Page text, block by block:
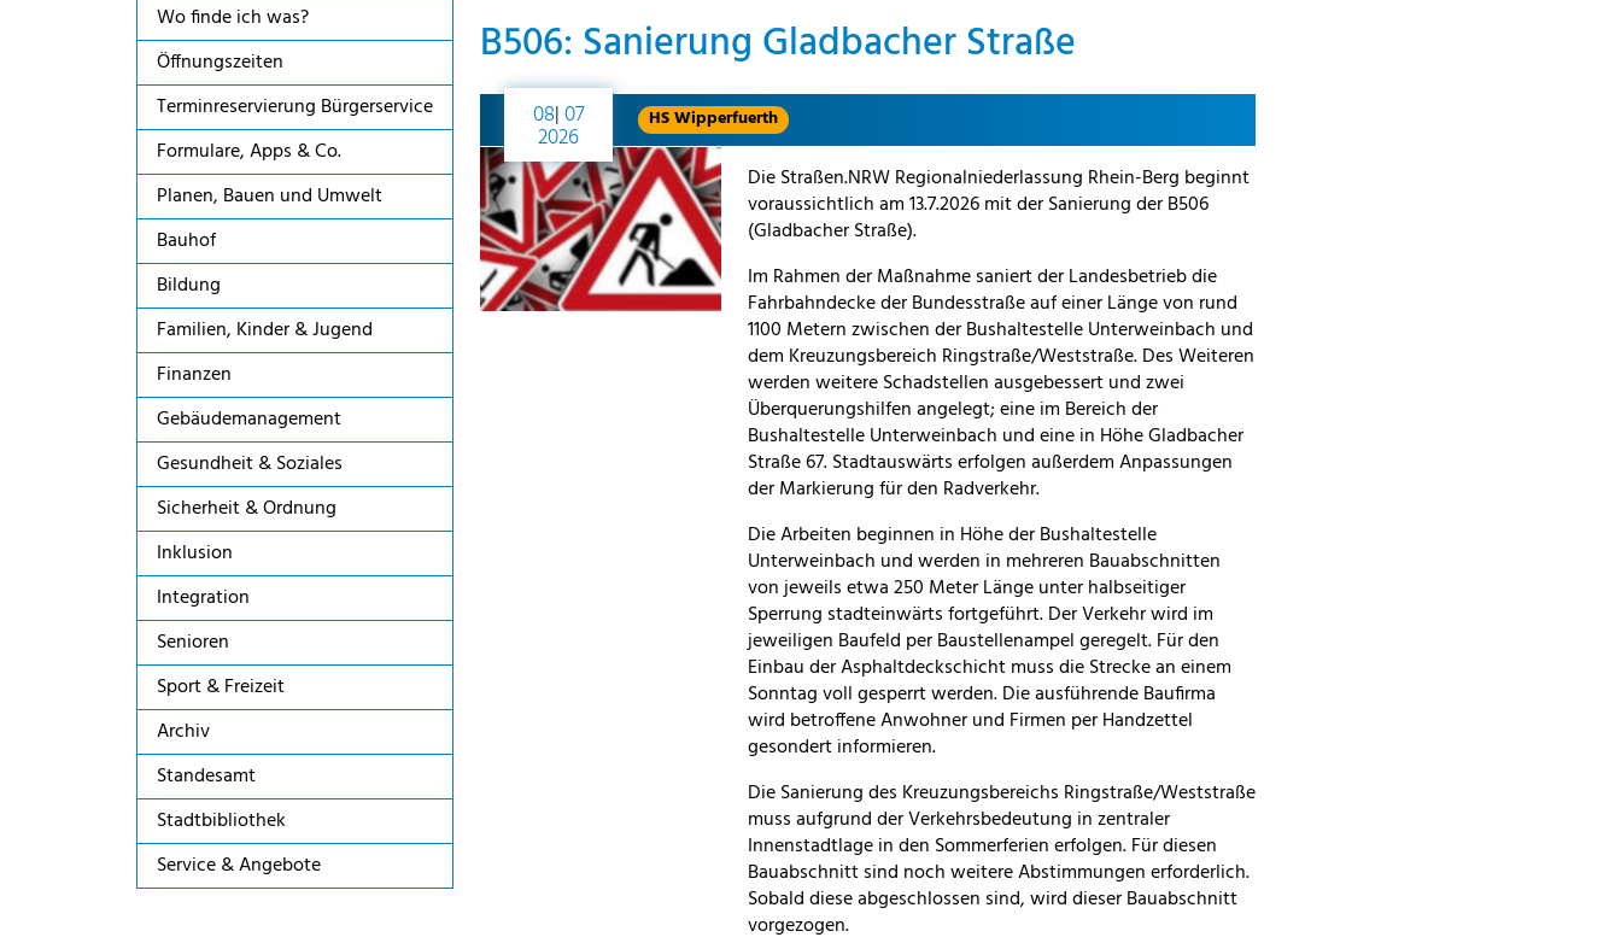
Wo finde ich was?
Öffnungszeiten
Terminreservierung Bürgerservice
Formulare, Apps & Co.
Planen, Bauen und Umwelt
Bauhof
Bildung
Familien, Kinder & Jugend
Finanzen
Gebäudemanagement
Gesundheit & Soziales
Sicherheit & Ordnung
Inklusion
Integration
Senioren
Sport & Freizeit
Archiv
Standesamt
Stadtbibliothek
Service & Angebote
B506: Sanierung Gladbacher Straße
HS Wipperfuerth
08|07
2026
Die Straßen.NRW Regionalniederlassung Rhein-Berg beginnt
voraussichtlich am 13.7.2026 mit der Sanierung der B506
(Gladbacher Straße).
Im Rahmen der Maßnahme saniert der Landesbetrieb die
Fahrbahndecke der Bundesstraße auf einer Länge von rund
1100 Metern zwischen der Bushaltestelle Unterweinbach und
dem Kreuzungsbereich Ringstraße/Weststraße. Des Weiteren
werden weitere Schadstellen ausgebessert und zwei
Überquerungshilfen angelegt; eine im Bereich der
Bushaltestelle Unterweinbach und eine in Höhe Gladbacher
Straße 67. Stadtauswärts erfolgen außerdem Anpassungen
der Markierung für den Radverkehr.
Die Arbeiten beginnen in Höhe der Bushaltestelle
Unterweinbach und werden in mehreren Bauabschnitten
von jeweils etwa 250 Meter Länge unter halbseitiger
Sperrung stadteinwärts fortgeführt. Der Verkehr wird im
jeweiligen Baufeld per Baustellenampel geregelt. Für den
Einbau der Asphaltdeckschicht muss die Strecke an einem
Sonntag voll gesperrt werden. Die ausführende Baufirma
wird betroffene Anwohner und Firmen per Handzettel
gesondert informieren.
Die Sanierung des Kreuzungsbereichs Ringstraße/Weststraße
muss aufgrund der Verkehrsbedeutung in zentraler
Innenstadtlage in den Sommerferien erfolgen. Für diesen
Bauabschnitt sind noch weitere Abstimmungen erforderlich.
Sobald diese abgeschlossen sind, wird dieser Bauabschnitt
vorgezogen.